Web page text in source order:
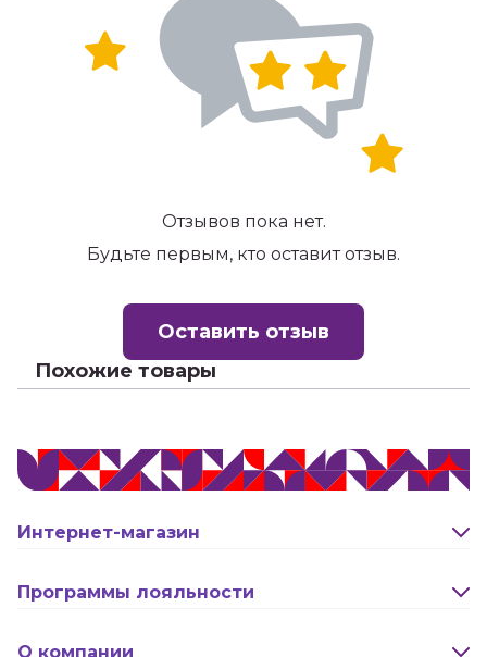
Отзывов пока нет.
Будьте первым, кто оставит отзыв.
Оставить отзыв
Похожие товары
Интернет-магазин
Программы лояльности
О компании